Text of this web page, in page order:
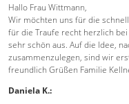
Hallo Frau Wittmann,
Wir möchten uns für die
für die Traufe recht herzlich
sehr schön aus. Auf die Idee,
zusammenzulegen, sind wir
freundlich Grüßen Familie
Daniela K.: